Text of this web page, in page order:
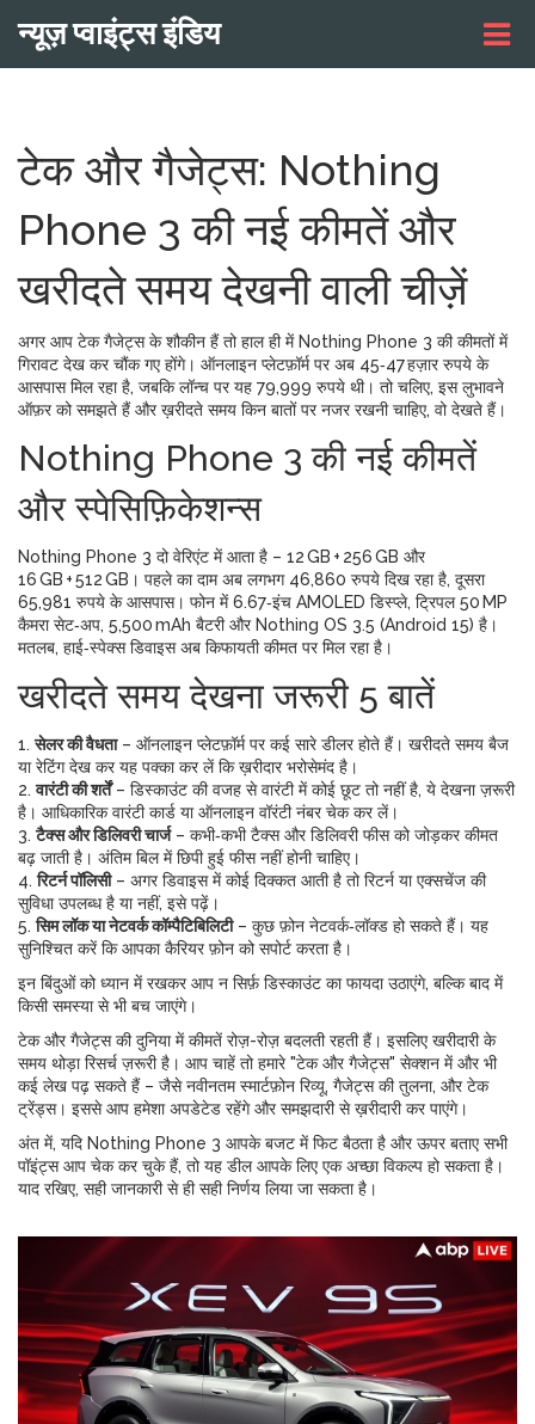
न्यूज़ प्वाइंट्स इंडिय
टेक और गैजेट्स: Nothing
Phone 3 की नई कीमतें और
खरीदते समय देखनी वाली चीज़ें
अगर आप टेक गैजेट्स के शौकीन हैं तो हाल ही में Nothing Phone 3 की कीमतों में
गिरावट देख कर चौंक गए होंगे। ऑनलाइन प्लेटफ़ॉर्म पर अब 45‑47 हज़ार रुपये के
आसपास मिल रहा है, जबकि लॉन्च पर यह 79,999 रुपये थी। तो चलिए, इस लुभावने
ऑफ़र को समझते हैं और ख़रीदते समय किन बातों पर नजर रखनी चाहिए, वो देखते हैं।
Nothing Phone 3 की नई कीमतें
और स्पेसिफ़िकेशन्स
Nothing Phone 3 दो वेरिएंट में आता है – 12 GB + 256 GB और
16 GB + 512 GB। पहले का दाम अब लगभग 46,860 रुपये दिख रहा है, दूसरा
65,981 रुपये के आसपास। फोन में 6.67‑इंच AMOLED डिस्प्ले, ट्रिपल 50 MP
कैमरा सेट‑अप, 5,500 mAh बैटरी और Nothing OS 3.5 (Android 15) है।
मतलब, हाई‑स्पेक्स डिवाइस अब किफायती कीमत पर मिल रहा है।
खरीदते समय देखना जरूरी 5 बातें
1.सेलर की वैधता– ऑनलाइन प्लेटफ़ॉर्म पर कई सारे डीलर होते हैं। खरीदते समय बैज
या रेटिंग देख कर यह पक्का कर लें कि ख़रीदार भरोसेमंद है।
2.वारंटी की शर्तें– डिस्काउंट की वजह से वारंटी में कोई छूट तो नहीं है, ये देखना ज़रूरी
है। आधिकारिक वारंटी कार्ड या ऑनलाइन वॉरंटी नंबर चेक कर लें।
3.टैक्स और डिलिवरी चार्ज– कभी‑कभी टैक्स और डिलिवरी फीस को जोड़कर कीमत
बढ़ जाती है। अंतिम बिल में छिपी हुई फीस नहीं होनी चाहिए।
4.रिटर्न पॉलिसी– अगर डिवाइस में कोई दिक्कत आती है तो रिटर्न या एक्सचेंज की
सुविधा उपलब्ध है या नहीं, इसे पढ़ें।
5.सिम लॉक या नेटवर्क कॉम्पैटिबिलिटी– कुछ फ़ोन नेटवर्क‑लॉक्ड हो सकते हैं। यह
सुनिश्चित करें कि आपका कैरियर फ़ोन को सपोर्ट करता है।
इन बिंदुओं को ध्यान में रखकर आप न सिर्फ़ डिस्काउंट का फायदा उठाएंगे, बल्कि बाद में
किसी समस्या से भी बच जाएंगे।
टेक और गैजेट्स की दुनिया में कीमतें रोज़-रोज़ बदलती रहती हैं। इसलिए खरीदारी के
समय थोड़ा रिसर्च ज़रूरी है। आप चाहें तो हमारे "टेक और गैजेट्स" सेक्शन में और भी
कई लेख पढ़ सकते हैं – जैसे नवीनतम स्मार्टफ़ोन रिव्यू, गैजेट्स की तुलना, और टेक
ट्रेंड्स। इससे आप हमेशा अपडेटेड रहेंगे और समझदारी से ख़रीदारी कर पाएंगे।
अंत में, यदि Nothing Phone 3 आपके बजट में फिट बैठता है और ऊपर बताए सभी
पॉइंट्स आप चेक कर चुके हैं, तो यह डील आपके लिए एक अच्छा विकल्प हो सकता है।
याद रखिए, सही जानकारी से ही सही निर्णय लिया जा सकता है।